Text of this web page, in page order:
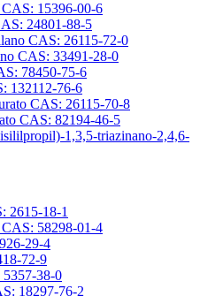
15396-00-6
24801-88-5
CAS: 26115-72-0
CAS: 33491-28-0
78450-75-6
132112-76-6
CAS: 26115-70-8
CAS: 82194-46-5
1,3,5-triazinano-2,4,6-
2615-18-1
58298-01-4
29-4
72-9
38-0
18297-76-2